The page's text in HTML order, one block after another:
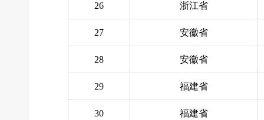
26 浙江省
27 安徽省
28 安徽省
29 福建省
30 福建省